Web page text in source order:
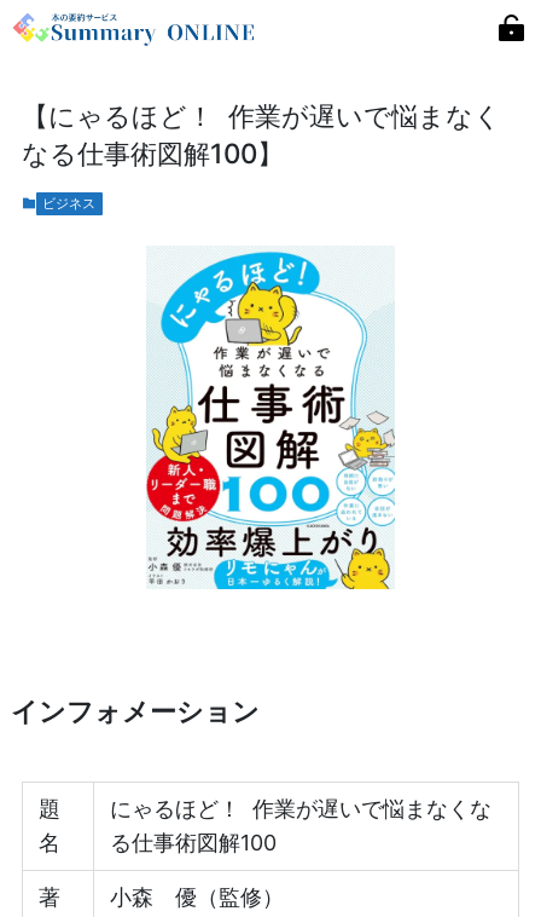
【にゃるほど！ 作業が遅いで悩まなく
なる仕事術図解100】
ビジネス
インフォメーション
題
名
にゃるほど！ 作業が遅いで悩まなくな
る仕事術図解100
著
小森 優（監修）